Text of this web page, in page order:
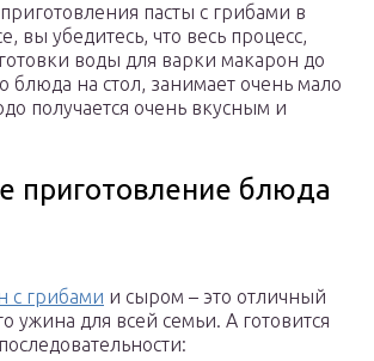
пасты с грибами в
вы убедитесь, что весь процесс,
воды для варки макарон до
блюда на стол, занимает очень мало
получается очень вкусным и
приготовление блюда
с грибами и сыром – это отличный
ужина для всей семьи. А готовится